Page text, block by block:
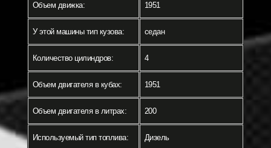
Объем движка: 1951
У этой машины тип кузова: седан
Количество цилиндров: 4
Объем двигателя в кубах: 1951
Объем двигателя в литрах: 200
Используемый тип топлива: Дизель